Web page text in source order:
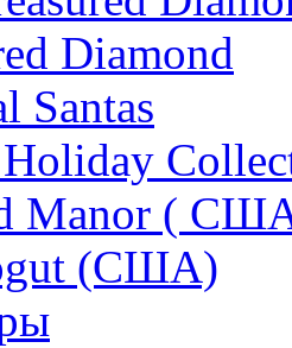
Diamond
Santas
Manor (
(США)